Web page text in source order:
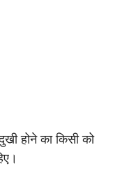
होने का किसी को